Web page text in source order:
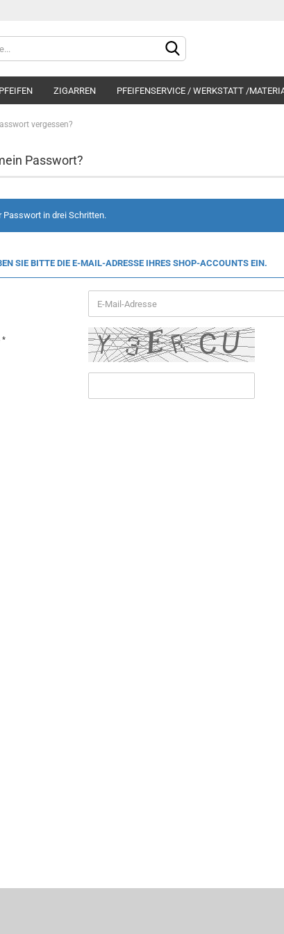
Konto
PFEIFEN ZIGARREN PFEIFENSERVICE / WERKSTATT /
vergessen?
Passwort?
Passwort in drei Schritten.
SIE BITTE DIE E-MAIL-ADRESSE IHRES SHOP-ACCOUNTS EIN.